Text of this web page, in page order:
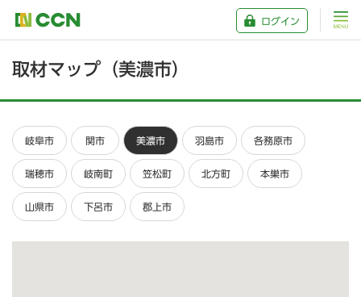
ログイン
取材マップ（美濃市）
岐阜市 関市 美濃市 羽島市 各務原市
瑞穂市 岐南町 笠松町 北方町 本巣市
山県市 下呂市 郡上市